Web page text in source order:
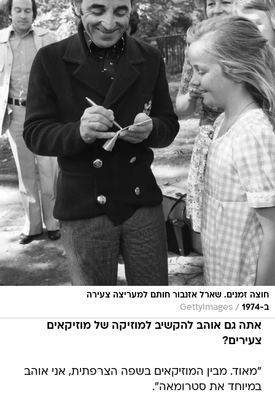
חוצה זמנים. שארל אזנבור חותם למעריצה צעירה
ב-1974
/
GettyImages
אתה גם אוהב להקשיב למוזיקה של מוזיקאים
צעירים?
"מאוד. מבין המוזיקאים בשפה הצרפתית, אני אוהב
במיוחד את סטרומאה".